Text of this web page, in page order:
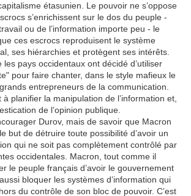
étasunien. Le pouvoir ne s’oppose
s’enrichissent sur le dos du peuple -
ou de l’information importe peu - le
ces escrocs reproduisent le système
ses hiérarchies et protègent ses intérêts.
pays occidentaux ont décidé d’utiliser
pour faire chanter, dans le style mafieux le
entrepreneurs de la communication.
planifier la manipulation de l’information et,
de l’opinion publique.
Durov, mais de savoir que Macron
but de détruire toute possibilité d’avoir un
qui ne soit pas complètement contrôlé par
occidentales. Macron, tout comme il
le peuple français d’avoir le gouvernement
bloquer les systèmes d’information qui
du contrôle de son bloc de pouvoir. C’est